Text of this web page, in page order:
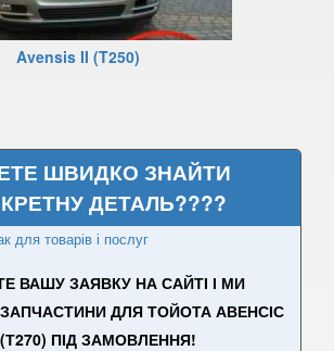
keyboard_arrow_down
keyboard_arrow_down
Avensis II (T250)
ШВИДКО ЗНАЙТИ
ДЕТАЛЬ????
для товарів і послуг
ВАШУ ЗАЯВКУ НА САЙТІ І МИ
ДЛЯ ТОЙОТА АВЕНСІС
ПІД ЗАМОВЛЕННЯ!